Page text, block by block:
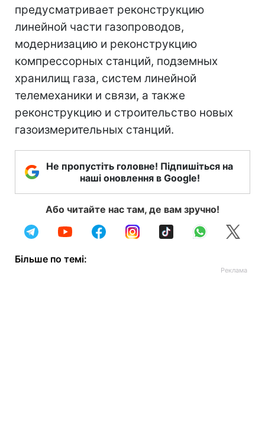
предусматривает реконструкцию
линейной части газопроводов,
модернизацию и реконструкцию
компрессорных станций, подземных
хранилищ газа, систем линейной
телемеханики и связи, а также
реконструкцию и строительство новых
газоизмерительных станций.
Не пропустіть головне! Підпишіться на
наші оновлення в Google!
Або читайте нас там, де вам зручно!
Більше по темі: